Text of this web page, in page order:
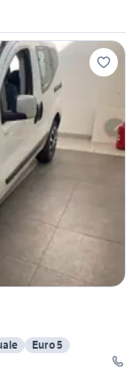
Euro 5